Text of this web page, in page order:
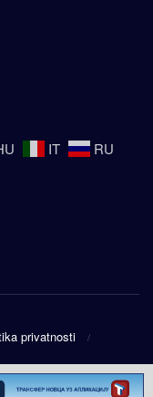
IT RU
privatnosti